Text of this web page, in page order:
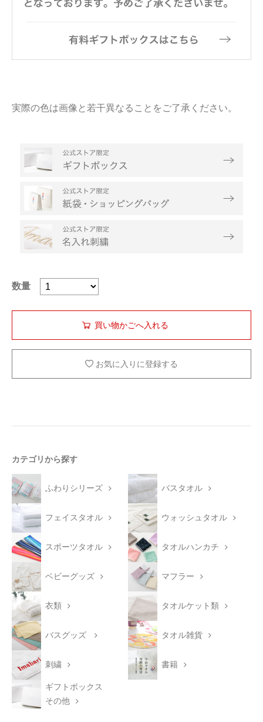
実際の色は画像と若干異なることをご了承ください。
数量
お気に入りに登録する
カテゴリから探す
ふわりシリーズ バスタオル
フェイスタオル ウォッシュタオル
スポーツタオル タオルハンカチ
ベビーグッズ マフラー
衣類 タオルケット類
バスグッズ タオル雑貨
刺繍 書籍
ギフトボックス
その他